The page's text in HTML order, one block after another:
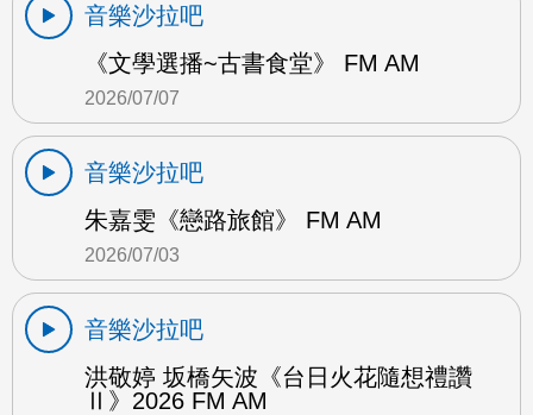
音樂沙拉吧
《文學選播~古書食堂》 FM AM
2026/07/07
音樂沙拉吧
朱嘉雯《戀路旅館》 FM AM
2026/07/03
音樂沙拉吧
洪敬婷 坂橋矢波《台日火花隨想禮讚
Ⅱ》2026 FM AM